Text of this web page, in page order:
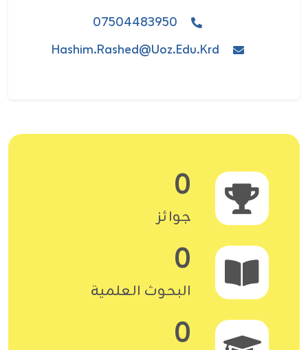
07504483950
Hashim.rashed@uoz.edu.krd
0
جوائز
0
البحوث العلمية
0